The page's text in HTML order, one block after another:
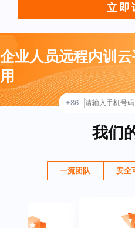
立即
企业人员远程内训
用
+86
我们
一流团队 安全